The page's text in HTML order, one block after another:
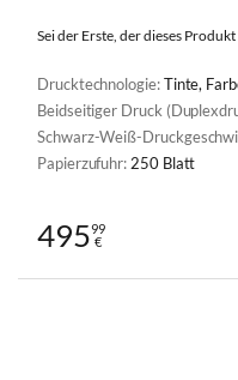
Sei der Erste, der dieses
Drucktechnologie:Tinte,
Beidseitiger Druck
Schwarz-Weiß-
Papierzufuhr: 250 Blatt
49599
€